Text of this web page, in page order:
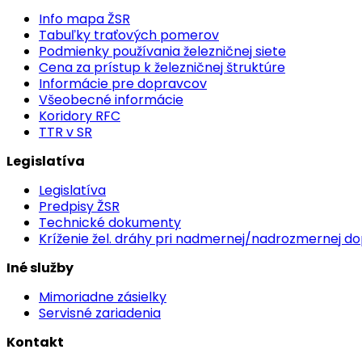
Info mapa ŽSR
Tabuľky traťových pomerov
Podmienky používania železničnej siete
Cena za prístup k železničnej štruktúre
Informácie pre dopravcov
Všeobecné informácie
Koridory RFC
TTR v SR
Legislatíva
Legislatíva
Predpisy ŽSR
Technické dokumenty
Kríženie žel. dráhy pri nadmernej/nadrozmernej
Iné služby
Mimoriadne zásielky
Servisné zariadenia
Kontakt